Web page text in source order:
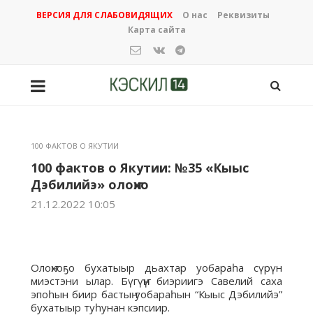
ВЕРСИЯ ДЛЯ СЛАБОВИДЯЩИХ О нас
Реквизиты
Карта сайта
100 ФАКТОВ О ЯКУТИИ
100 фактов о Якутии: №35 «Кыыс
Дэбилийэ» олоҥхо
21.12.2022 10:05
Олоҥхоҕо бухатыыр дьахтар уобараһа сүрүн
миэстэни ылар. Бүгүҥҥү биэриигэ Савелий саха
эпоһын биир бастыҥ уобараһын “Кыыс Дэбилийэ”
бухатыыр туһунан кэпсиир.